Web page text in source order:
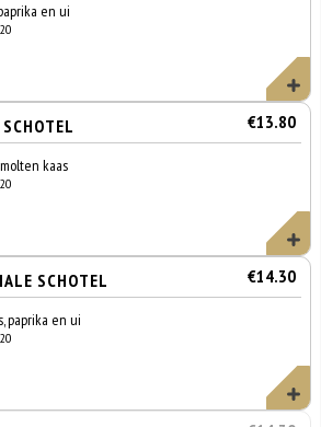
en ui
€13.80
kaas
SCHOTEL €14.30
paprika en ui